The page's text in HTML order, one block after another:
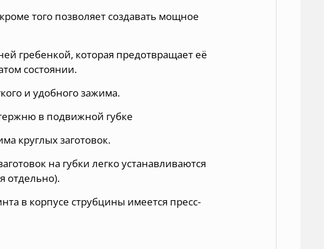
того позволяет создавать мощное
гребенкой, которая предотвращает её
состоянии.
и удобного зажима.
в подвижной губке
круглых заготовок.
на губки легко устанавливаются
отдельно).
в корпусе струбцины имеется пресс-